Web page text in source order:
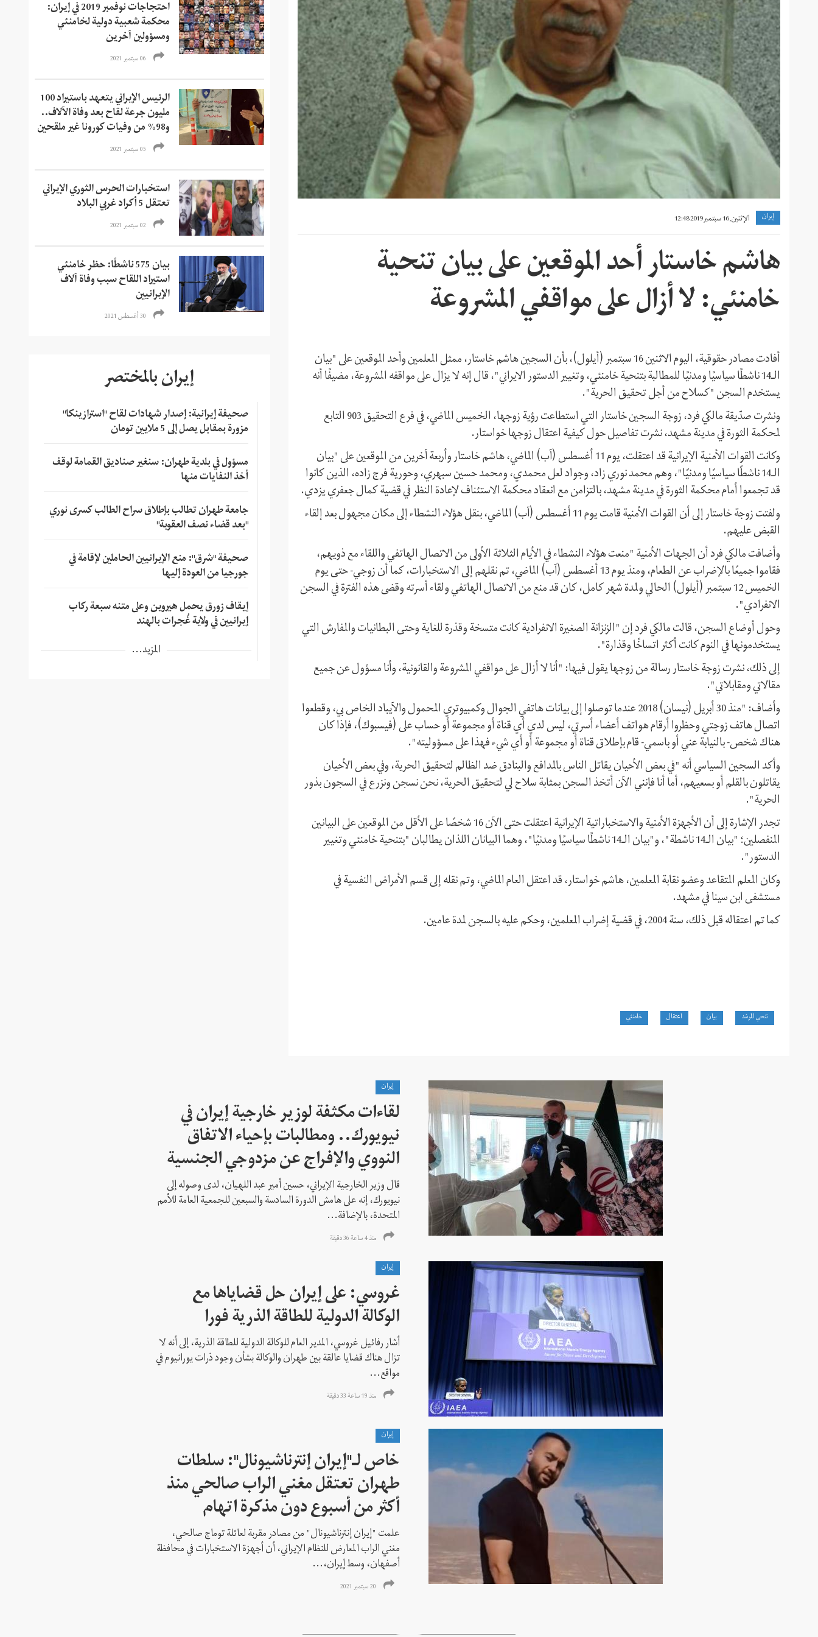
khnwn-
snfy-
mlmn-
yrn-
dr-
glbhr-
mshhd-.jpg
إيران الإثنين, 16 سبتمبر 2019 12:48
هاشم خاستار أحد الموقعين على بيان تنحية
خامنئي: لا أزال على مواقفي المشروعة
أفادت مصادر حقوقية، اليوم الاثنين 16 سبتمبر (أيلول)، بأن السجين هاشم خاستار، ممثل المعلمين وأحد الموقعين على "بيان
الـ14 ناشطًا سياسيًا ومدنيًا للمطالبة بتنحية خامنئي، وتغيير الدستور الايراني"، قال إنه لا يزال على مواقفه المشروعة، مضيفًا أنه
يستخدم السجن "كسلاح من أجل تحقيق الحرية".
ونشرت صدّيقة مالكي فرد، زوجة السجين خاستار التي استطاعت رؤية زوجها، الخميس الماضي، في فرع التحقيق 903 التابع
لمحكمة الثورة في مدينة مشهد، نشرت تفاصيل حول كيفية اعتقال زوجها خواستار.
وكانت القوات الأمنية الإيرانية قد اعتقلت، يوم 11 أغسطس (آب) الماضي، هاشم خاستار وأربعة آخرين من الموقعين على "بيان
الـ14 ناشطًا سياسيًا ومدنيًا"، وهم محمد نوري زاد، وجواد لعل محمدي، ومحمد حسين سبهري، وحورية فرج زاده، الذين كانوا
قد تجمعوا أمام محكمة الثورة في مدينة مشهد، بالتزامن مع انعقاد محكمة الاستئناف لإعادة النظر في قضية كمال جعفري يزدي.
ولفتت زوجة خاستار إلى أن القوات الأمنية قامت يوم 11 أغسطس (آب) الماضي، بنقل هؤلاء النشطاء إلى مكان مجهول بعد إلقاء
القبض عليهم.
وأضافت مالكي فرد أن الجهات الأمنية "منعت هؤلاء النشطاء في الأيام الثلاثة الأولى من الاتصال الهاتفي واللقاء مع ذويهم،
فقاموا جميعًا بالإضراب عن الطعام، ومنذ يوم 13 أغسطس (آب) الماضي، تم نقلهم إلى الاستخبارات، كما أن زوجي- حتى يوم
الخميس 12 سبتمبر (أيلول) الحالي ولمدة شهر كامل، كان قد منع من الاتصال الهاتفي ولقاء أسرته وقضى هذه الفترة في السجن
الانفرادي".
وحول أوضاع السجن، قالت مالكي فرد إن "الزنزانة الصغيرة الانفرادية كانت متسخة وقذرة للغاية وحتى البطانيات والمفارش التي
يستخدمونها في النوم كانت أكثر اتساخًا وقذارة".
إلى ذلك، نشرت زوجة خاستار رسالة من زوجها يقول فيها: "أنا لا أزال على مواقفي المشروعة والقانونية، وأنا مسؤول عن جميع
مقالاتي ومقابلاتي".
وأضاف: "منذ 30 أبريل (نيسان) 2018 عندما توصلوا إلى بيانات هاتفي الجوال وكمبيوتري المحمول والآيباد الخاص بي، وقطعوا
اتصال هاتف زوجتي وحظروا أرقام هواتف أعضاء أسرتي، ليس لدي أي قناة أو مجموعة أو حساب على (فيسبوك)، فإذا كان
هناك شخص- بالنيابة عني أو باسمي- قام بإطلاق قناة أو مجموعة أو أي شيء فهذا على مسؤوليته".
وأكد السجين السياسي أنه "في بعض الأحيان يقاتل الناس بالمدافع والبنادق ضد الظالم لتحقيق الحرية، وفي بعض الأحيان
يقاتلون بالقلم أو بسعيهم، أما أنا فإنني الآن أتخذ السجن بمثابة سلاح لي لتحقيق الحرية، نحن نسجن ونزرع في السجون بذور
الحرية".
تجدر الإشارة إلى أن الأجهزة الأمنية والاستخباراتية الإيرانية اعتقلت حتى الآن 16 شخصًا على الأقل من الموقعين على البيانين
المنفصلين؛ "بيان الـ14 ناشطة"، و"بيان الـ14 ناشطًا سياسيًا ومدنيًا"، وهما البيانان اللذان يطالبان "بتنحية خامنئي وتغيير
الدستور".
وكان المعلم المتقاعد وعضو نقابة المعلمين، هاشم خواستار، قد اعتقل العام الماضي، وتم نقله إلى قسم الأمراض النفسية في
مستشفى ابن سينا في مشهد.
كما تم اعتقاله قبل ذلك، سنة 2004، في قضية إضراب المعلمين، وحكم عليه بالسجن لمدة عامين.
تنحي المرشد بيان اعتقال خامنئي
احتجاجات نوفمبر 2019 في إيران:
محكمة شعبية دولية لخامنئي
ومسؤولين آخرين
06 سبتمبر 2021
الرئيس الإيراني يتعهد باستيراد 100
مليون جرعة لقاح بعد وفاة الآلاف..
و98% من وفيات كورونا غير ملقحين
05 سبتمبر 2021
استخبارات الحرس الثوري الإيراني
تعتقل 5 أكراد غربي البلاد
02 سبتمبر 2021
بيان 575 ناشطًا: حظر خامنئي
استيراد اللقاح سبب وفاة آلاف
الإيرانيين
30 أغسطس 2021
إيران بالمختصر
صحيفة إيرانية: إصدار شهادات لقاح "استرازينكا"
مزورة بمقابل يصل إلى 5 ملايين تومان
مسؤول في بلدية طهران: سنغير صناديق القمامة لوقف
أخذ النفايات منها
جامعة طهران تطالب بإطلاق سراح الطالب كسرى نوري
"بعد قضاء نصف العقوبة"
صحيفة "شرق": منع الإيرانيين الحاملين لإقامة في
جورجيا من العودة إليها
إيقاف زورق يحمل هيروين وعلى متنه سبعة ركاب
إيرانيين في ولاية غُجرات بالهند
المزيد...
إيران
لقاءات مكثفة لوزير خارجية إيران في
نيويورك.. ومطالبات بإحياء الاتفاق
النووي والإفراج عن مزدوجي الجنسية
قال وزير الخارجية الإيراني، حسين أمير عبد اللهيان، لدى وصوله إلى
نيويورك، إنه على هامش الدورة السادسة والسبعين للجمعية العامة للأمم
المتحدة، بالإضافة...
منذ 4 ساعة 36 دقیقة
إيران
غروسي: على إيران حل قضاياها مع
الوكالة الدولية للطاقة الذرية فورا
أشار رفائيل غروسي، المدير العام للوكالة الدولية للطاقة الذرية، إلى أنه لا
تزال هناك قضايا عالقة بين طهران والوكالة بشأن وجود ذرات يورانيوم في
مواقع...
منذ 19 ساعة 33 دقیقة
إيران
خاص لـ"إيران إنترناشيونال": سلطات
طهران تعتقل مغني الراب صالحي منذ
أكثر من أسبوع دون مذكرة اتهام
علمت "إيران إنترناشيونال" من مصادر مقربة لعائلة توماج صالحي،
مغني الراب المعارض للنظام الإيراني، أن أجهزة الاستخبارات في محافظة
أصفهان، وسط إيران،...
20 سبتمبر 2021